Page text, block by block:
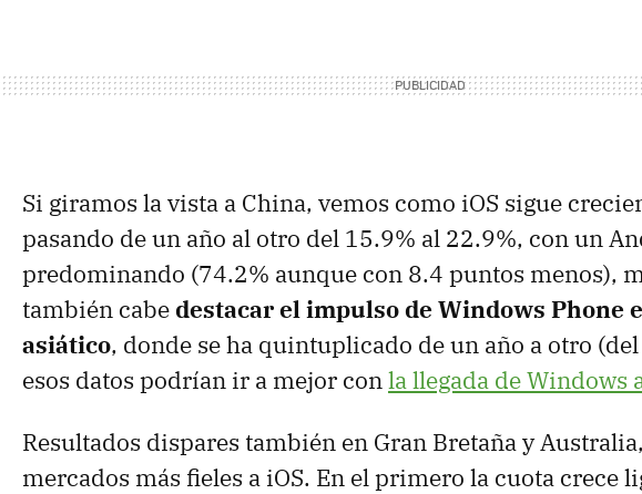
Si giramos la vista a China, vemos como iOS sigue
pasando de un año al otro del 15.9% al 22.9%, con un
predominando (74.2% aunque con 8.4 puntos menos),
también cabedestacar el impulso de Windows Phone
asiático, donde se ha quintuplicado de un año a otro
esos datos podrían ir a mejor conla llegada de Windows
Resultados dispares también en Gran Bretaña y
mercados más fieles a iOS. En el primero la cuota crece